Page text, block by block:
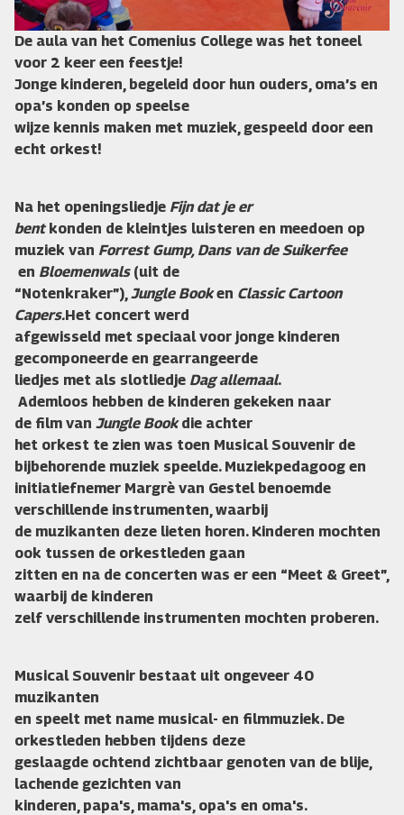
De aula van het Comenius College was het toneel
voor 2 keer een feestje!
Jonge kinderen, begeleid door hun ouders, oma’s en
opa’s konden op speelse
wijze kennis maken met muziek, gespeeld door een
echt orkest!
Na het openingsliedje Fijn dat je er
bentkonden de kleintjes luisteren en meedoen op
muziek van Forrest Gump, Dans van de Suikerfee
en Bloemenwals (uit de
“Notenkraker”), Jungle Booken Classic Cartoon
Capers.Het concert werd
afgewisseld met speciaal voor jonge kinderen
gecomponeerde en gearrangeerde
liedjes met als slotliedje Dag allemaal.
Ademloos hebben de kinderen gekeken naar
de film van Jungle Bookdie achter
het orkest te zien was toen Musical Souvenir de
bijbehorende muziek speelde. Muziekpedagoog en
initiatiefnemer Margrè van Gestel benoemde
verschillende instrumenten, waarbij
de muzikanten deze lieten horen. Kinderen mochten
ook tussen de orkestleden gaan
zitten en na de concerten was er een “Meet & Greet”,
waarbij de kinderen
zelf verschillende instrumenten mochten proberen.
Musical Souvenir bestaat uit ongeveer 40
muzikanten
en speelt met name musical- en filmmuziek. De
orkestleden hebben tijdens deze
geslaagde ochtend zichtbaar genoten van de blije,
lachende gezichten van
kinderen, papa's, mama's, opa's en oma's.